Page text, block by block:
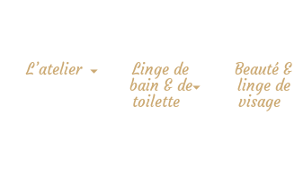
L’atelier
Linge de
bain & de
toilette
Beauté &
linge de
visage